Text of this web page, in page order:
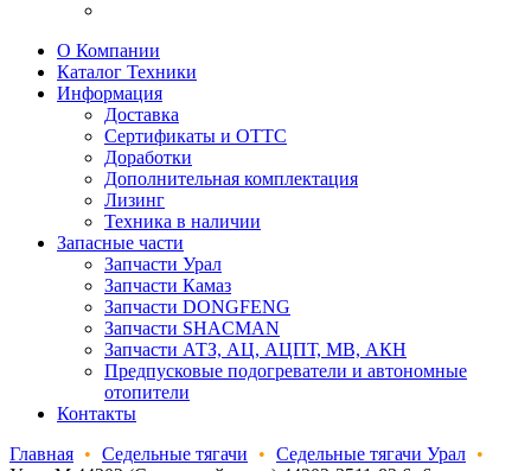
О Компании
Каталог Техники
Информация
Доставка
Сертификаты и ОТТС
Доработки
Дополнительная комплектация
Лизинг
Техника в наличии
Запасные части
Запчасти Урал
Запчасти Камаз
Запчасти DONGFENG
Запчасти SHACMAN
Запчасти АТЗ, АЦ, АЦПТ, МВ, АКН
Предпусковые подогреватели и автономные
отопители
Контакты
Главная • Седельные тягачи • Седельные тягачи Урал •